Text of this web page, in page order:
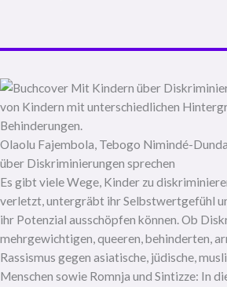
Olaolu Fajembola, Tebogo Nimindé-
über Diskriminierungen sprechen
Es gibt viele Wege, Kinder zu
verletzt, untergräbt ihr Selbstwertgefühl
ihr Potenzial ausschöpfen können. Ob
mehrgewichtigen, queeren, behinderten,
Rassismus gegen asiatische, jüdische,
Menschen sowie Romnja und Sintizze: In